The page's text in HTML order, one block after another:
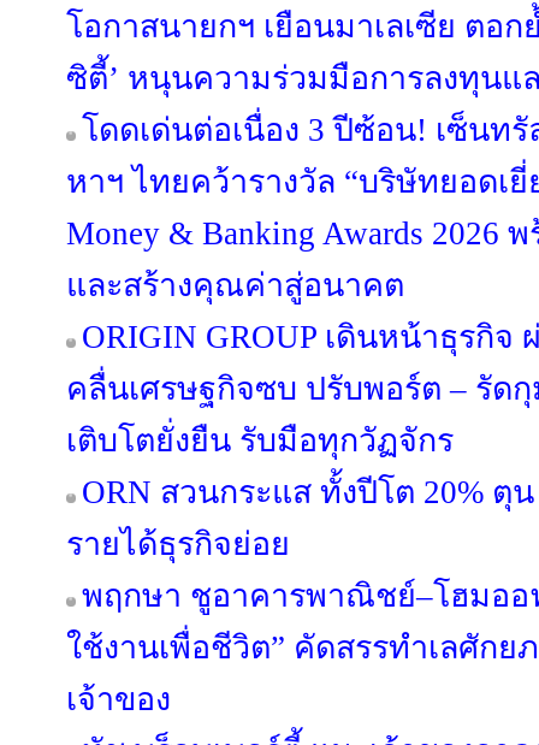
โอกาสนายกฯ เยือนมาเลเซีย ตอ
ซิตี้’ หนุนความร่วมมือการลงทุนแ
โดดเด่นต่อเนื่อง 3 ปีซ้อน! เซ็นท
หาฯ ไทยคว้ารางวัล “บริษัทยอดเ
Money & Banking Awards 2026
และสร้างคุณค่าสู่อนาคต
ORIGIN GROUP เดินหน้าธุรกิจ
คลื่นเศรษฐกิจซบ ปรับพอร์ต – รัด
เติบโตยั่งยืน รับมือทุกวัฏจักร
ORN สวนกระแส ทั้งปีโต 20% ตุ
รายได้ธุรกิจย่อย
พฤกษา ชูอาคารพาณิชย์–โฮมออ
ใช้งานเพื่อชีวิต” คัดสรรทำเลศักย
เจ้าของ